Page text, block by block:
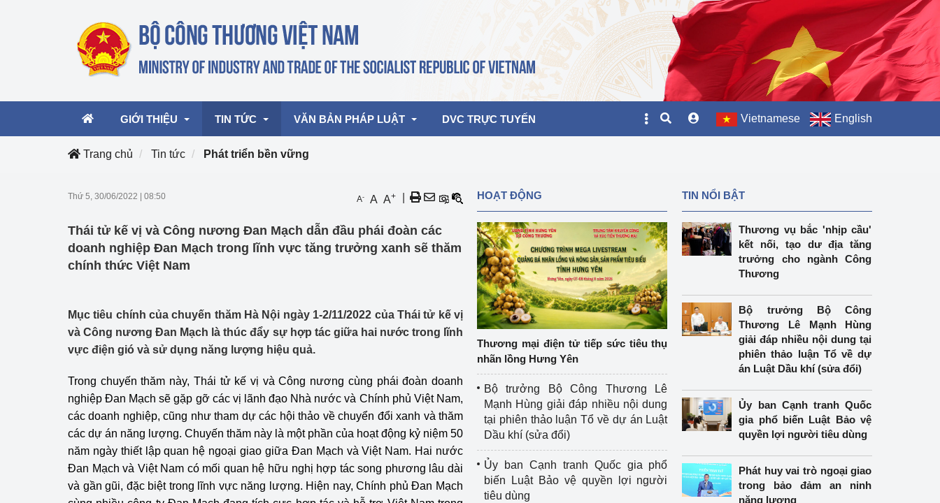
GIỚI THIỆU
Cơ cấu tổ chức
TIN TỨC
Hoạt động của Lãnh đạo Bộ
mại, Dịch vụ Việt Nam 2026
Công Thương - Công luận
Họp báo
Thông cáo báo chí
Điểm báo
Chuyển đổi số
Lịch sử phát triển
Bản tin Thị trường Nông Lâm Thủy sản
Phát triển nguồn nhân lực
Phát triển bền vững
VĂN BẢN PHÁP LUẬT
Văn bản hợp nhất
DVC TRỰC TUYẾN Vietnamese English
Trang chủ Tin tức Phát triển bền vững
Thứ 5, 30/06/2022 08:50 A- A A+
Thái tử kế vị và Công nương Đan Mạch dẫn đầu phái đoàn các
doanh nghiệp Đan Mạch trong lĩnh vực tăng trưởng xanh sẽ thăm
chính thức Việt Nam
Mục tiêu chính của chuyến thăm Hà Nội ngày 1-2/11/2022 của Thái tử kế vị
và Công nương Đan Mạch là thúc đẩy sự hợp tác giữa hai nước trong lĩnh
vực điện gió và sử dụng năng lượng hiệu quả.
Trong chuyến thăm này, Thái tử kế vị và Công nương cùng phái đoàn doanh
nghiệp Đan Mạch sẽ gặp gỡ các vị lãnh đạo Nhà nước và Chính phủ Việt Nam,
các doanh nghiệp, cũng như tham dự các hội thảo về chuyển đổi xanh và thăm
các dự án năng lượng. Chuyến thăm này là một phần của hoạt động kỷ niệm 50
năm ngày thiết lập quan hệ ngoại giao giữa Đan Mạch và Việt Nam. Hai nước
Đan Mạch và Việt Nam có mối quan hệ hữu nghị hợp tác song phương lâu dài
và gần gũi, đặc biệt trong lĩnh vực năng lượng. Hiện nay, Chính phủ Đan Mạch
HOẠT ĐỘNG
Thương mại điện tử tiếp sức tiêu thụ
nhãn lồng Hưng Yên
Bộ trưởng Bộ Công Thương Lê
Mạnh Hùng giải đáp nhiều nội dung
tại phiên thảo luận Tổ về dự án Luật
Dầu khí (sửa đổi)
Ủy ban Cạnh tranh Quốc gia phổ
biến Luật Bảo vệ quyền lợi người
tiêu dùng
TIN NỔI BẬT
Thương vụ bắc 'nhịp cầu'
kết nối, tạo dư địa tăng
trưởng cho ngành Công
Thương
Bộ trưởng Bộ Công
Thương Lê Mạnh Hùng
giải đáp nhiều nội dung tại
phiên thảo luận Tổ về dự
án Luật Dầu khí (sửa đổi)
Ủy ban Cạnh tranh Quốc
gia phổ biến Luật Bảo vệ
quyền lợi người tiêu dùng
Phát huy vai trò ngoại giao
trong bảo đảm an ninh
năng lượng